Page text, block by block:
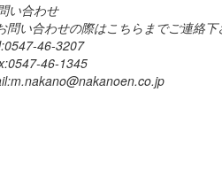
い合わせ
問い合わせの際はこちらまでご連絡下
46-3207
46-1345
nakanoen.co.jp